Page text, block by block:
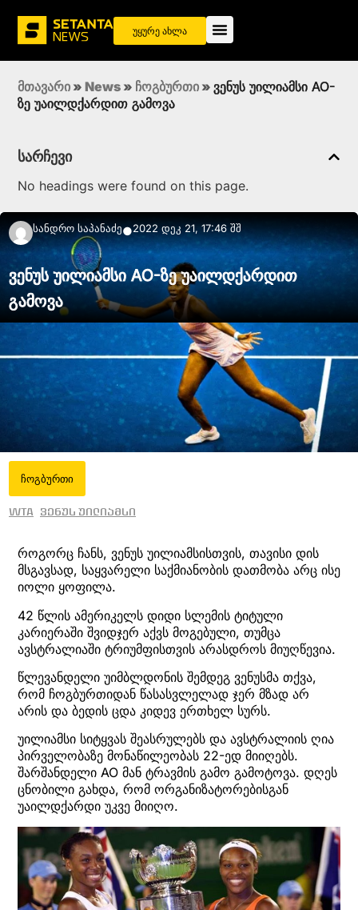
უყურე ახლა
მთავარი » News » ჩოგბურთი » ვენუს უილიამსი AO-
ზე უაილდქარდით გამოვა
სარჩევი
No headings were found on this page.
Სანდრო Საპანაძე●2022 დეკ 21, 17:46 შშ
ვენუს უილიამსი AO-ზე უაილდქარდით
გამოვა
ჩოგბურთი
WTA ვენუს უილიამსი
როგორც ჩანს, ვენუს უილიამსისთვის, თავისი დის
მსგავსად, საყვარელი საქმიანობის დათმობა არც ისე
იოლი ყოფილა.
42 წლის ამერიკელს დიდი სლემის ტიტული
კარიერაში შვიდჯერ აქვს მოგებული, თუმცა
ავსტრალიაში ტრიუმფისთვის არასდროს მიუღწევია.
წლევანდელი უიმბლდონის შემდეგ ვენუსმა თქვა,
რომ ჩოგბურთიდან წასასვლელად ჯერ მზად არ
არის და ბედის ცდა კიდევ ერთხელ სურს.
უილიამსი სიტყვას შეასრულებს და ავსტრალიის ღია
პირველობაზე მონაწილეობას 22-ედ მიიღებს.
შარშანდელი AO მან ტრავმის გამო გამოტოვა. დღეს
ცნობილი გახდა, რომ ორგანიზატორებისგან
უაილდქარდი უკვე მიიღო.